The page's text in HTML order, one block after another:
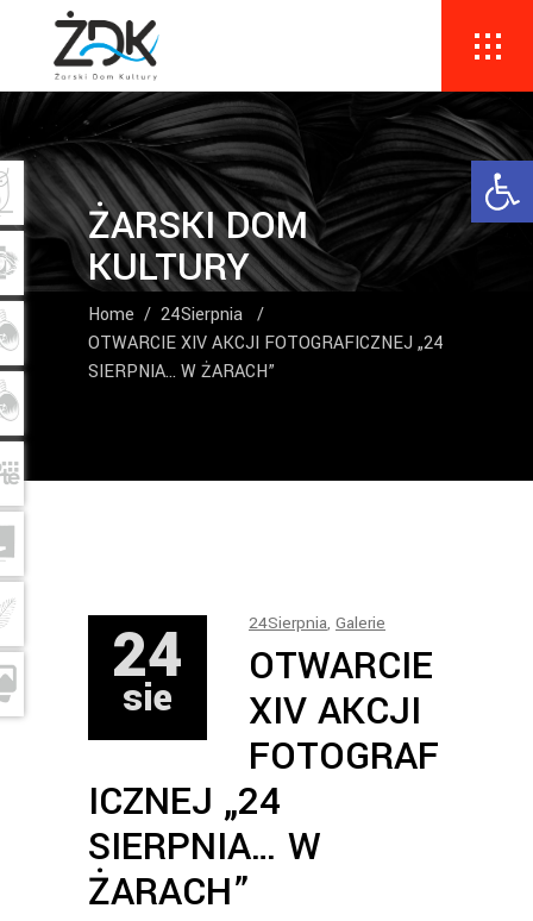
ŻARSKI DOM
KULTURY
Home / 24Sierpnia /
OTWARCIE XIV AKCJI FOTOGRAFICZNEJ „24
SIERPNIA… W ŻARACH”
24
sie
24Sierpnia, Galerie
OTWARCIE
XIV AKCJI
FOTOGRAF
ICZNEJ „24
SIERPNIA… W
ŻARACH”